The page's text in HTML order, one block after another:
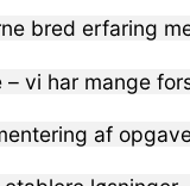
bred erfaring
vi har mange
af